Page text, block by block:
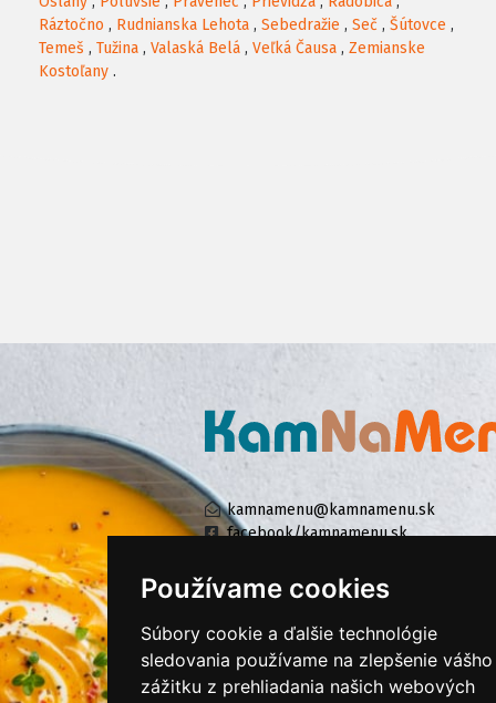
Používame cookies
Súbory cookie a ďalšie technológie
sledovania používame na zlepšenie vášho
zážitku z prehliadania našich webových
Ráztočno , Rudnianska Lehota , Sebedražie , Seč , Šútovce ,
Temeš , Tužina , Valaská Belá , Veľká Čausa , Zemianske
Kostoľany .
kamnamenu@kamnamenu.sk
facebook/kamnamenu.sk
KONTAKTUJTE NÁS